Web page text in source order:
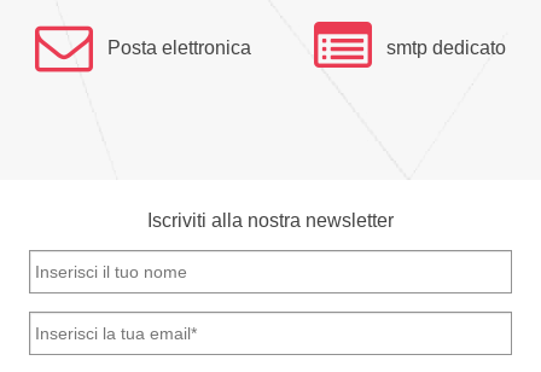
Posta elettronica smtp dedicato
Iscriviti alla nostra newsletter